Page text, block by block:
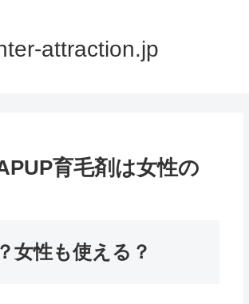
attraction.jp
育毛剤は女性の
女性も使える？